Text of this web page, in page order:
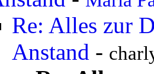
Re: Alles zur
Anstand -